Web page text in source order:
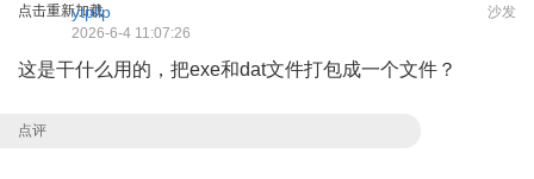
点击重新加载 沙发
ytpllp
2026-6-4 11:07:26
这是干什么用的，把exe和dat文件打包成一个文件？
点评